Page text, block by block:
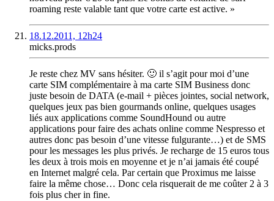
roaming reste valable tant que votre carte est active. »
18.12.2011, 12h24
micks.prods
Je reste chez MV sans hésiter. 🙂 il s’agit pour moi d’une
carte SIM complémentaire à ma carte SIM Business donc
juste besoin de DATA (e-mail + pièces jointes, social network,
quelques jeux pas bien gourmands online, quelques usages
liés aux applications comme SoundHound ou autre
applications pour faire des achats online comme Nespresso et
autres donc pas besoin d’une vitesse fulgurante…) et de SMS
pour les messages les plus privés. Je recharge de 15 euros tous
les deux à trois mois en moyenne et je n’ai jamais été coupé
en Internet malgré cela. Par certain que Proximus me laisse
faire la même chose… Donc cela risquerait de me coûter 2 à 3
fois plus cher in fine.